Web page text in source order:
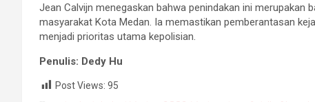
Jean Calvijn menegaskan bahwa penindakan ini merupakan
masyarakat Kota Medan. Ia memastikan pemberantasan
menjadi prioritas utama kepolisian.
Penulis: Dedy Hu
Post Views: 95